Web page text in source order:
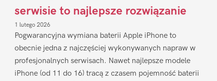
serwisie to najlepsze rozwiązanie
1 lutego 2026
Pogwarancyjna wymiana baterii Apple iPhone to
obecnie jedna z najczęściej wykonywanych napraw w
profesjonalnych serwisach. Nawet najlepsze modele
iPhone (od 11 do 16) tracą z czasem pojemność baterii